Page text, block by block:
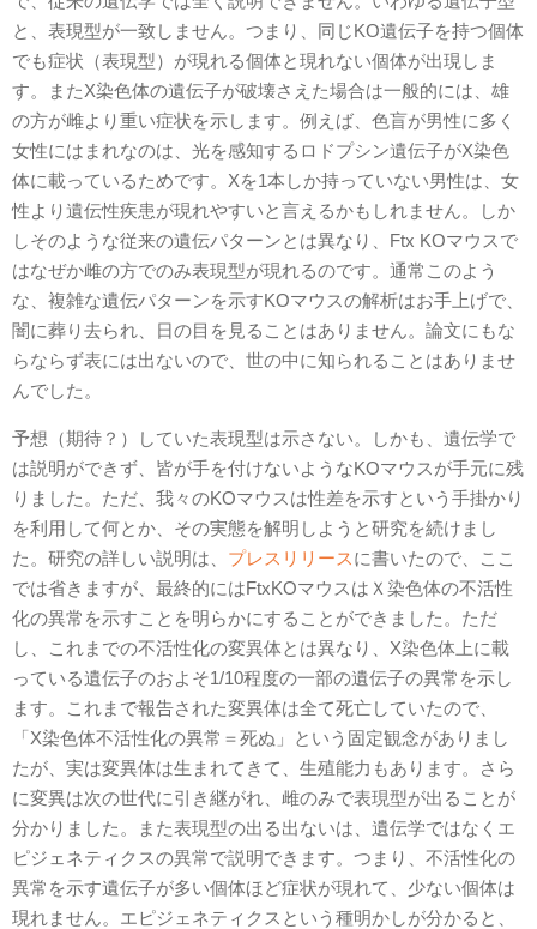
と、表現型が一致しません。つまり、同じKO遺伝子を持つ個体
でも症状（表現型）が現れる個体と現れない個体が出現しま
す。またX染色体の遺伝子が破壊さえた場合は一般的には、雄
の方が雌より重い症状を示します。例えば、色盲が男性に多く
女性にはまれなのは、光を感知するロドプシン遺伝子がX染色
体に載っているためです。Xを1本しか持っていない男性は、女
性より遺伝性疾患が現れやすいと言えるかもしれません。しか
しそのような従来の遺伝パターンとは異なり、Ftx KOマウスで
はなぜか雌の方でのみ表現型が現れるのです。通常このよう
な、複雑な遺伝パターンを示すKOマウスの解析はお手上げで、
闇に葬り去られ、日の目を見ることはありません。論文にもな
らならず表には出ないので、世の中に知られることはありませ
んでした。
予想（期待？）していた表現型は示さない。しかも、遺伝学で
は説明ができず、皆が手を付けないようなKOマウスが手元に残
りました。ただ、我々のKOマウスは性差を示すという手掛かり
を利用して何とか、その実態を解明しようと研究を続けまし
た。研究の詳しい説明は、 プレスリリースに書いたので、ここ
では省きますが、最終的にはFtxKOマウスはＸ染色体の不活性
化の異常を示すことを明らかにすることができました。ただ
し、これまでの不活性化の変異体とは異なり、X染色体上に載
っている遺伝子のおよそ1/10程度の一部の遺伝子の異常を示し
ます。これまで報告された変異体は全て死亡していたので、
「X染色体不活性化の異常＝死ぬ」という固定観念がありまし
たが、実は変異体は生まれてきて、生殖能力もあります。さら
に変異は次の世代に引き継がれ、雌のみで表現型が出ることが
分かりました。また表現型の出る出ないは、遺伝学ではなくエ
ピジェネティクスの異常で説明できます。つまり、不活性化の
異常を示す遺伝子が多い個体ほど症状が現れて、少ない個体は
現れません。エピジェネティクスという種明かしが分かると、